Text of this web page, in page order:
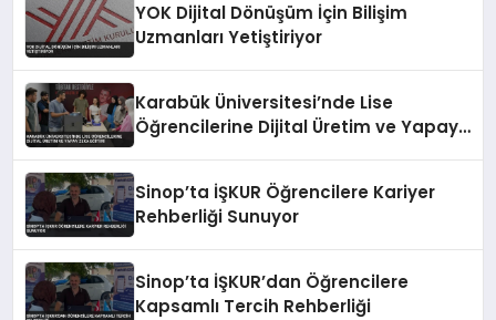
YOK Dijital Dönüşüm İçin Bilişim
Uzmanları Yetiştiriyor
Karabük Üniversitesi’nde Lise
Öğrencilerine Dijital Üretim ve Yapay
Sinop’ta İŞKUR Öğrencilere Kariyer
Rehberliği Sunuyor
Sinop’ta İŞKUR’dan Öğrencilere
Kapsamlı Tercih Rehberliği